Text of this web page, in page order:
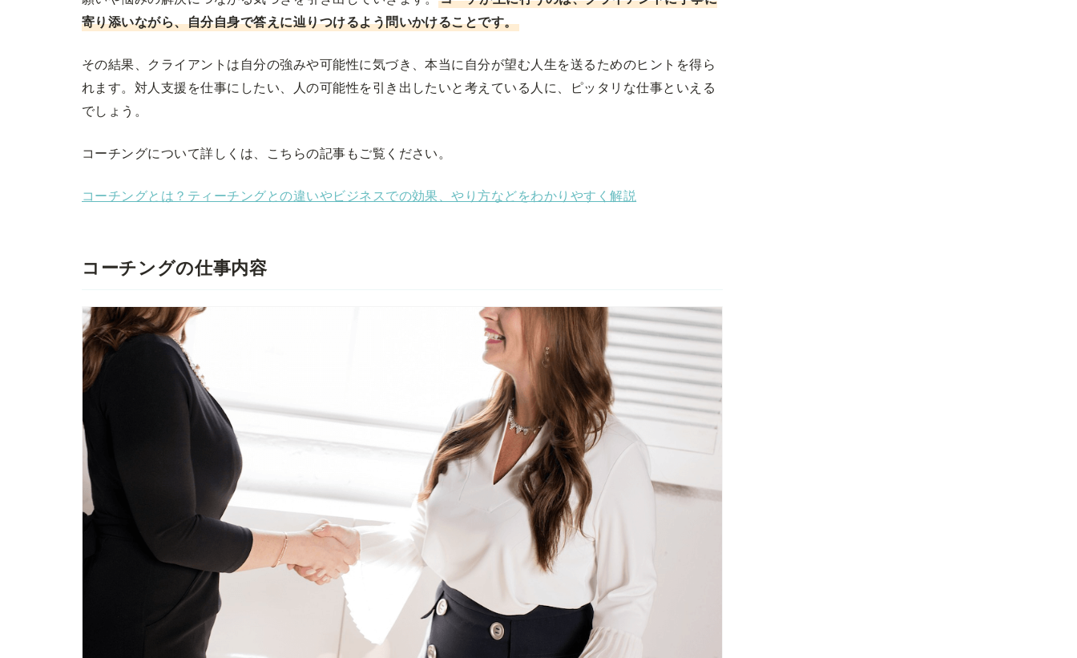
寄り添いながら、自分自身で答えに辿りつけるよう問いかけることです。
その結果、クライアントは自分の強みや可能性に気づき、本当に自分が望む人生を送るためのヒントを得ら
れます。対人支援を仕事にしたい、人の可能性を引き出したいと考えている人に、ピッタリな仕事といえる
でしょう。
コーチングについて詳しくは、こちらの記事もご覧ください。
コーチングとは？ティーチングとの違いやビジネスでの効果、やり方などをわかりやすく解説
コーチングの仕事内容